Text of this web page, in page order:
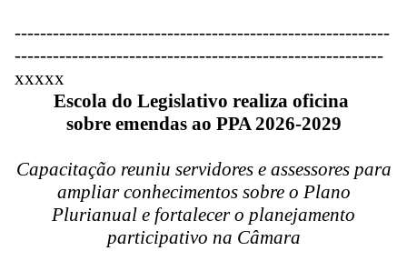
-----------------------------------------------------------
----------------------------------------------------------
xxxxx
Escola do Legislativo realiza oficina
sobre emendas ao PPA 2026-2029
Capacitação reuniu servidores e assessores para
ampliar conhecimentos sobre o Plano
Plurianual e fortalecer o planejamento
participativo na Câmara